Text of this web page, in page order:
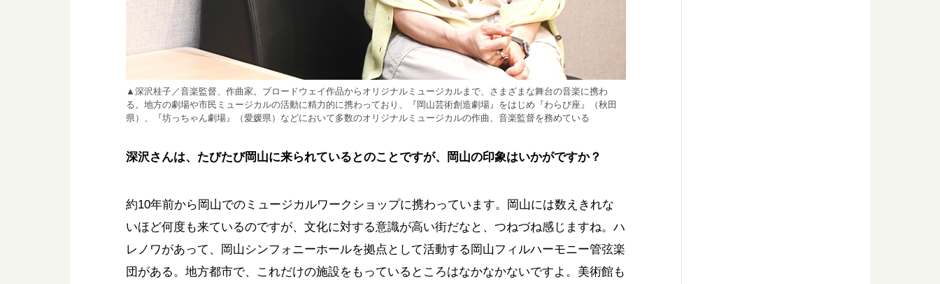
▲深沢桂子／音楽監督、作曲家。ブロードウェイ作品からオリジナルミュージカルまで、さまざまな舞台の音楽に携わ
る。地方の劇場や市民ミュージカルの活動に精力的に携わっており、『岡山芸術創造劇場』をはじめ『わらび座』（秋田
県）、『坊っちゃん劇場』（愛媛県）などにおいて多数のオリジナルミュージカルの作曲、音楽監督を務めている
深沢さんは、たびたび岡山に来られているとのことですが、岡山の印象はいかがですか？
約10年前から岡山でのミュージカルワークショップに携わっています。岡山には数えきれな
いほど何度も来ているのですが、文化に対する意識が高い街だなと、つねづね感じますね。ハ
レノワがあって、岡山シンフォニーホールを拠点として活動する岡山フィルハーモニー管弦楽
団がある。地方都市で、これだけの施設をもっているところはなかなかないですよ。美術館も